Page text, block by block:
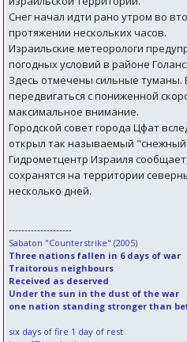
Снег начал идти рано утром во
протяжении нескольких часов.
Израильские метеорологи
погодных условий в районе
Здесь отмечены сильные туманы.
передвигаться с пониженной
максимальное внимание.
Городской совет города Цфат
открыл так называемый
Гидрометцентр Израиля
сохранятся на территории
несколько дней.
--------------------
Sabaton "Counterstrike" (2005)
Three nations fallen in 6 days of war
Traitorous neighbours
Received as deserved
Under the sun in the dust of the war
one nation standing stronger than
six days of fire 1 day of rest